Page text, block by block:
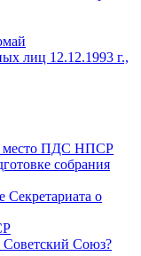
лиц 12.12.1993 г.,
место ПДС НПСР
собрания
Секретариата о
Советский Союз?